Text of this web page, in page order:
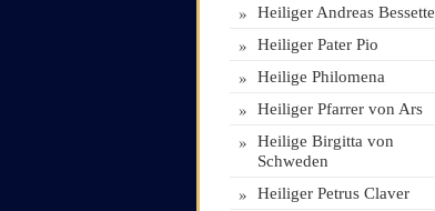
» Heiliger Andreas Bessette
» Heiliger Pater Pio
» Heilige Philomena
» Heiliger Pfarrer von Ars
»
Heilige Birgitta von
Schweden
» Heiliger Petrus Claver